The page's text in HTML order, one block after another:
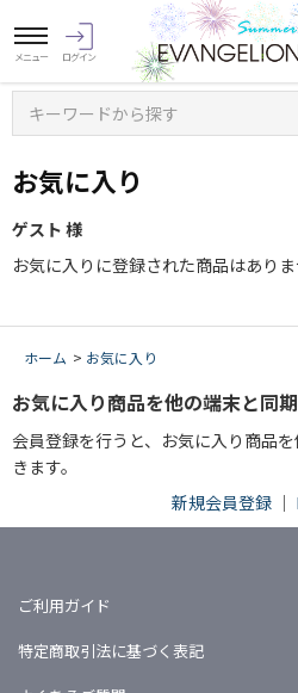
キーワードから探す
お気に入り
ゲスト 様
お気に入りに登録された商品はありま
ホーム > お気に入り
お気に入り商品を他の端末と同
会員登録を行うと、お気に入り商品
きます。
新規会員登録 ｜
ご利用ガイド
特定商取引法に基づく表記